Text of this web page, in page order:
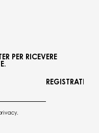
PER RICEVERE
REGISTRATI